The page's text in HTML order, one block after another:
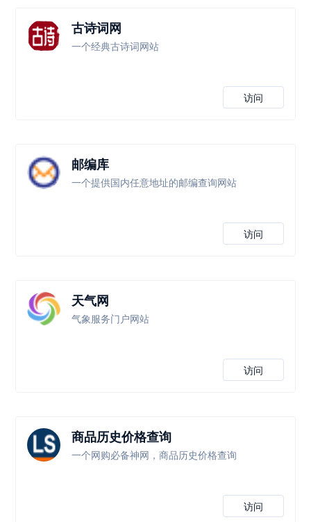
古诗词网
一个经典古诗词网站
访问
邮编库
一个提供国内任意地址的邮编查询网站
访问
天气网
气象服务门户网站
访问
商品历史价格查询
一个网购必备神网，商品历史价格查询
访问